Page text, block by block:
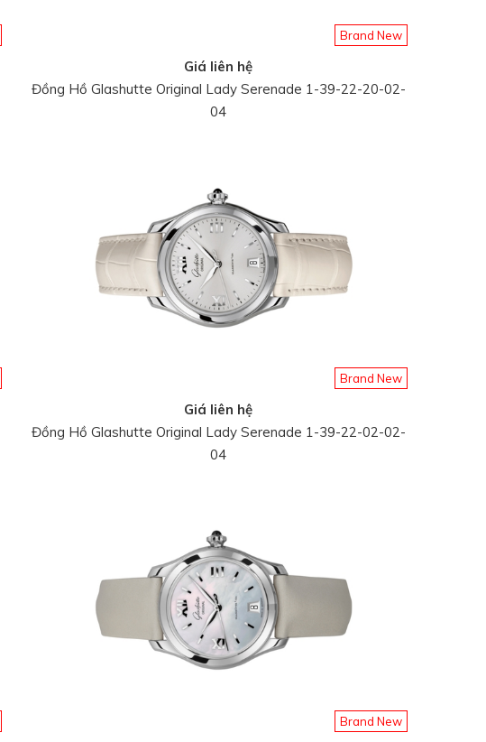
Brand New
Giá liên hệ
Đồng Hồ Glashutte Original Lady Serenade 1-39-22-20-02-
04
Brand New
Giá liên hệ
Đồng Hồ Glashutte Original Lady Serenade 1-39-22-02-02-
04
Brand New